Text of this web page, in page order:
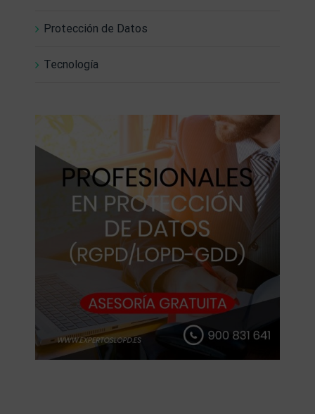
Protección de Datos
Tecnología